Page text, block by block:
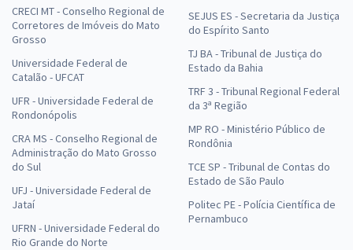
CRECI MT - Conselho Regional de
Corretores de Imóveis do Mato
Grosso
Universidade Federal de
Catalão - UFCAT
UFR - Universidade Federal de
Rondonópolis
CRA MS - Conselho Regional de
Administração do Mato Grosso
do Sul
UFJ - Universidade Federal de
Jataí
UFRN - Universidade Federal do
Rio Grande do Norte
SEJUS ES - Secretaria da Justiça
do Espírito Santo
TJ BA - Tribunal de Justiça do
Estado da Bahia
TRF 3 - Tribunal Regional Federal
da 3ª Região
MP RO - Ministério Público de
Rondônia
TCE SP - Tribunal de Contas do
Estado de São Paulo
Politec PE - Polícia Científica de
Pernambuco